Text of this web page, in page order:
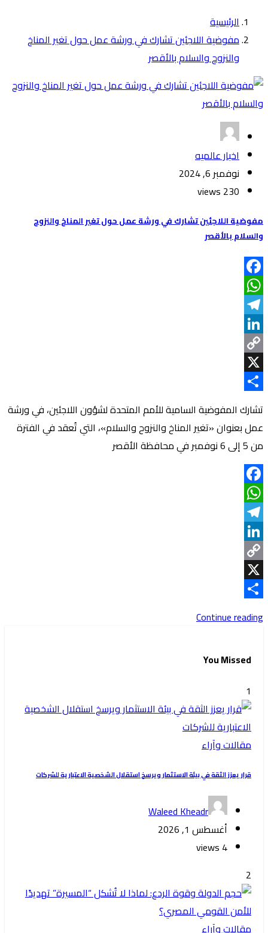
الرئيسية
مفوضية اللاجئين تشارك في ورشة عمل حول تغير المناخ
والنزوح والسلام بالأقصر
اخبار عالميه
نوفمبر 6, 2024
230 views
مفوضية اللاجئين تشارك في ورشة عمل حول تغير المناخ والنزوح
والسلام بالأقصر
Facebook
WhatsApp
Telegram
LinkedIn
Copy
LinkX
Share
تشارك المفوضية السامية للأمم المتحدة لشؤون اللاجئين، في ورشة
عمل بعنوان «تغير المناخ والنزوح والسلام»، التي تُعقد في الفترة
من 5 إلى 6 نوفمبر في محافظة الأقصر
Facebook
WhatsApp
Telegram
LinkedIn
Copy
LinkX
Continue reading
You Missed
1
مقالات وآراء
قرار يعزز الثقة في بيئة الاستثمار ويرسخ استقلال الشخصية الاعتبارية للشركات
Waleed Kheadr
أغسطس 1, 2026
4 views
2
مقالات وآراء